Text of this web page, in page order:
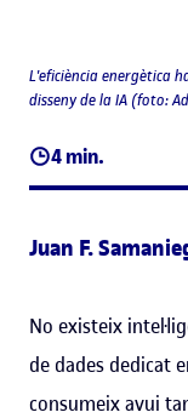
4 min.
L'eficiència energètica
disseny de la IA (foto:
Juan F.
No existeix
de dades dedicat
consumeix avui